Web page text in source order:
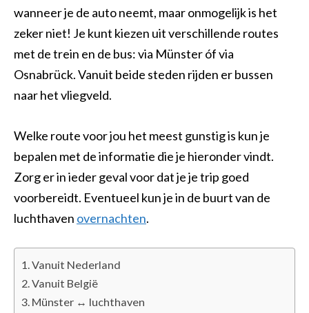
wanneer je de auto neemt, maar onmogelijk is het
zeker niet! Je kunt kiezen uit verschillende routes
met de trein en de bus: via Münster óf via
Osnabrück. Vanuit beide steden rijden er bussen
naar het vliegveld.
Welke route voor jou het meest gunstig is kun je
bepalen met de informatie die je hieronder vindt.
Zorg er in ieder geval voor dat je je trip goed
voorbereidt. Eventueel kun je in de buurt van de
luchthaven overnachten.
Vanuit Nederland
Vanuit België
Münster ↔ luchthaven